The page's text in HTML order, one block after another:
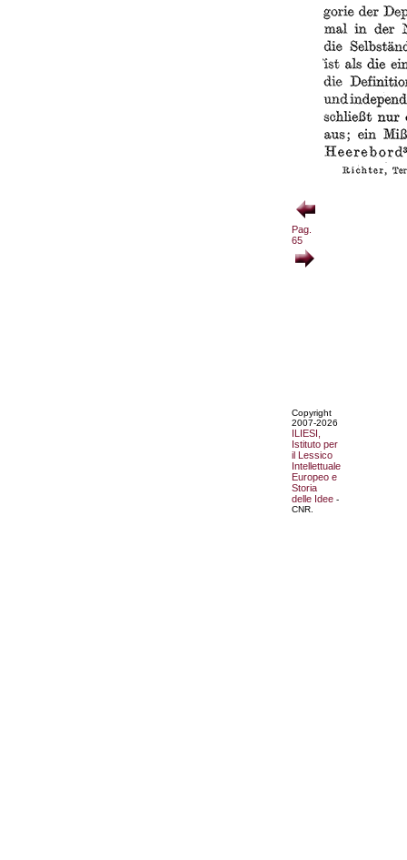
Pag.
65
Copyright
2007-2026
ILIESI,
Istituto per
il Lessico
Intellettuale
Europeo e
Storia
delle Idee -
CNR.